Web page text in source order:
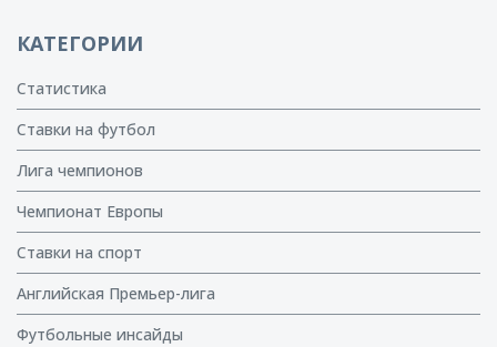
КАТЕГОРИИ
Статистика
Ставки на футбол
Лига чемпионов
Чемпионат Европы
Ставки на спорт
Английская Премьер-лига
Футбольные инсайды